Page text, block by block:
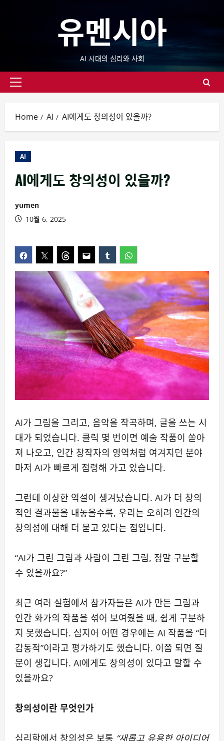
유멘시아
AI 시대의 심리와 사회
Primary
Home AI AI에게도 창의성이 있을까?
AI
AI에게도 창의성이 있을까?
yumen
10월 6, 2025
AI가 그림을 그리고, 음악을 작곡하며, 글을 쓰는 시
대가 되었습니다. 클릭 몇 번이면 예술 작품이 쏟아
져 나오고, 인간 창작자의 영역처럼 여겨지던 분야
마저 AI가 빠르게 점령해 가고 있습니다.
그런데 이상한 역설이 생겨났습니다. AI가 더 창의
적인 결과물을 내놓을수록, 우리는 오히려 인간의
창의성에 대해 더 묻고 있다는 점입니다.
“AI가 그린 그림과 사람이 그린 그림, 정말 구분할
수 있을까요?”
최근 여러 실험에서 참가자들은 AI가 만든 그림과
인간 화가의 작품을 섞어 보여줬을 때, 쉽게 구분하
지 못했습니다. 심지어 어떤 경우에는 AI 작품을 “더
감동적”이라고 평가하기도 했습니다. 이쯤 되면 질
문이 생깁니다. AI에게도 창의성이 있다고 말할 수
있을까요?
창의성이란 무엇인가
심리학에서 창의성은 보통 “새롭고 유용한 아이디어